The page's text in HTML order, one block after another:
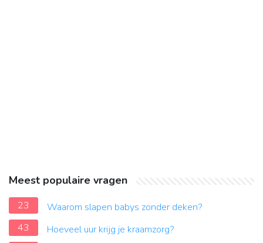
Meest populaire vragen
23
Waarom slapen babys zonder deken?
43
Hoeveel uur krijg je kraamzorg?